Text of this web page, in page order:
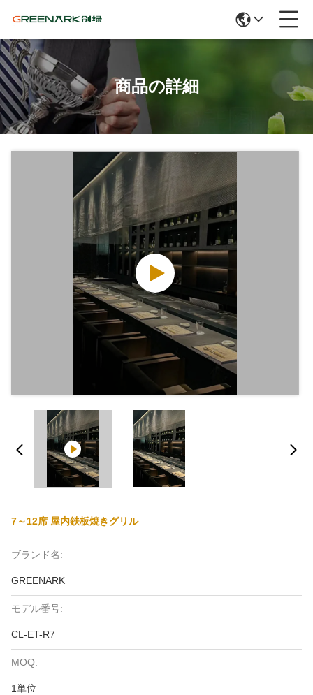
商品の詳細
7～12席 屋内鉄板焼きグリル
ブランド名:
GREENARK
モデル番号:
CL-ET-R7
MOQ:
1単位